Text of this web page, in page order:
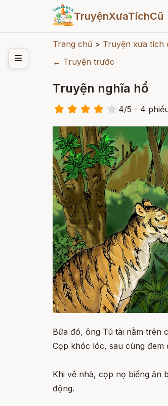
TruyệnXưaTíchCũ
Trang chủ > Truyện xưa tích
← Truyện trước
Truyện nghĩa hổ
4/5 - 4
Bữa đó, ông Tú tài nằm trên
Cọp khóc lóc, sau cùng
Khi về nhà, cọp nọ biếng ăn
động.